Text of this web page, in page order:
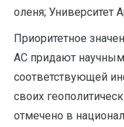
оленя; Университет
Приоритетное
АС придают
соответствующей
своих
отмечено в